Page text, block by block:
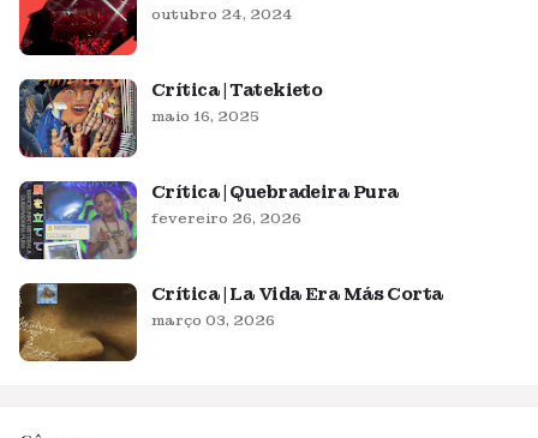
outubro 24, 2024
Crítica | Tatekieto
maio 16, 2025
Crítica | Quebradeira Pura
fevereiro 26, 2026
Crítica | La Vida Era Más Corta
março 03, 2026